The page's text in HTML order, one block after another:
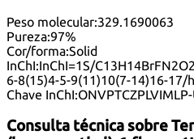
Peso molecular:329.1690063
Pureza:97%
Cor/forma:Solid
InChI:InChI=1S/
6-8(15)4-5-9(11)10(7-14)16-17/
Chave InChI:
Consulta técnica sobre